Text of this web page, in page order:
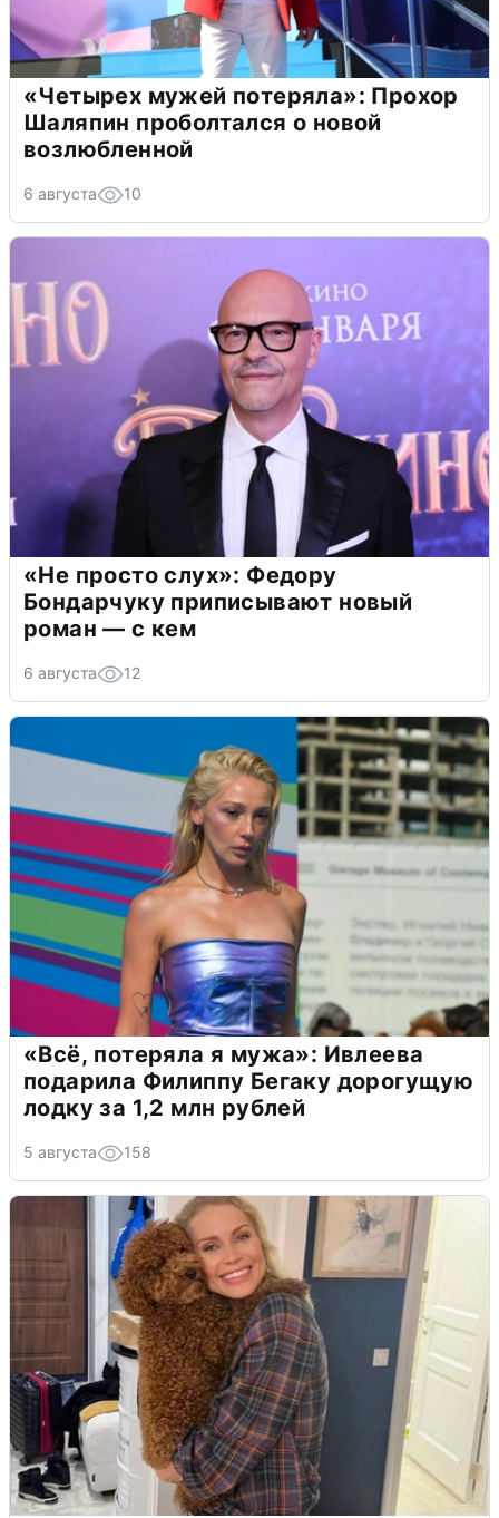
«Четырех мужей потеряла»: Прохор
Шаляпин проболтался о новой
возлюбленной
6 августа 10
«Не просто слух»: Федору
Бондарчуку приписывают новый
роман — с кем
6 августа 12
«Всё, потеряла я мужа»: Ивлеева
подарила Филиппу Бегаку дорогущую
лодку за 1,2 млн рублей
5 августа 158